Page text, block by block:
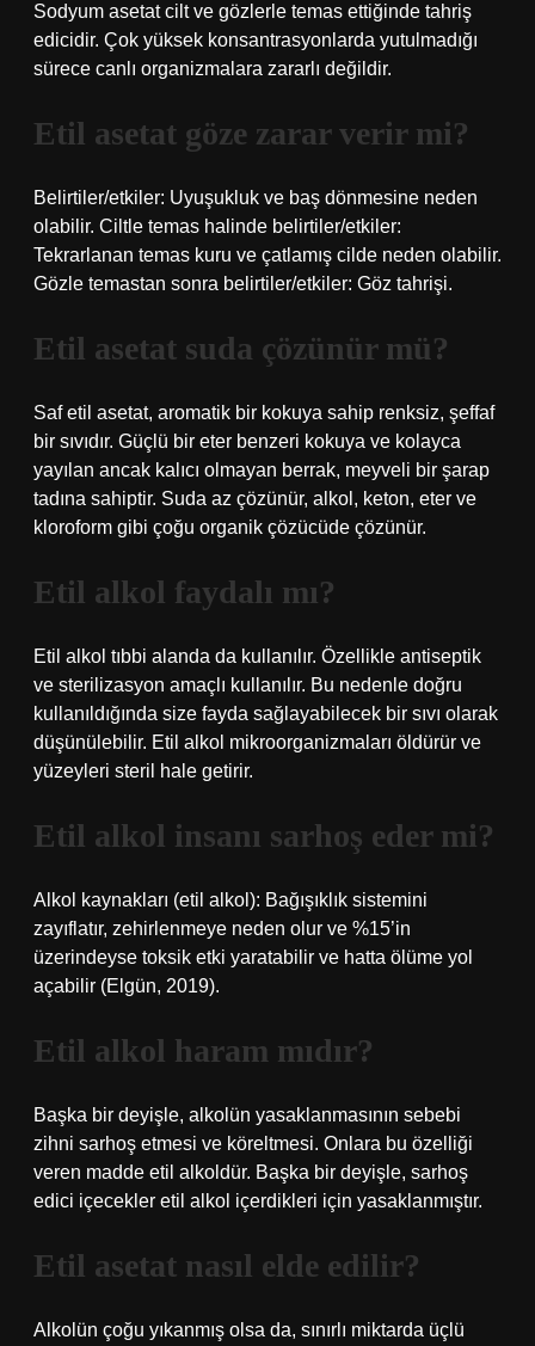
Sodyum asetat cilt ve gözlerle temas ettiğinde tahriş
edicidir. Çok yüksek konsantrasyonlarda yutulmadığı
sürece canlı organizmalara zararlı değildir.
Etil asetat göze zarar verir mi?
Belirtiler/etkiler: Uyuşukluk ve baş dönmesine neden
olabilir. Ciltle temas halinde belirtiler/etkiler:
Tekrarlanan temas kuru ve çatlamış cilde neden olabilir.
Gözle temastan sonra belirtiler/etkiler: Göz tahrişi.
Etil asetat suda çözünür mü?
Saf etil asetat, aromatik bir kokuya sahip renksiz, şeffaf
bir sıvıdır. Güçlü bir eter benzeri kokuya ve kolayca
yayılan ancak kalıcı olmayan berrak, meyveli bir şarap
tadına sahiptir. Suda az çözünür, alkol, keton, eter ve
kloroform gibi çoğu organik çözücüde çözünür.
Etil alkol faydalı mı?
Etil alkol tıbbi alanda da kullanılır. Özellikle antiseptik
ve sterilizasyon amaçlı kullanılır. Bu nedenle doğru
kullanıldığında size fayda sağlayabilecek bir sıvı olarak
düşünülebilir. Etil alkol mikroorganizmaları öldürür ve
yüzeyleri steril hale getirir.
Etil alkol insanı sarhoş eder mi?
Alkol kaynakları (etil alkol): Bağışıklık sistemini
zayıflatır, zehirlenmeye neden olur ve %15’in
üzerindeyse toksik etki yaratabilir ve hatta ölüme yol
açabilir (Elgün, 2019).
Etil alkol haram mıdır?
Başka bir deyişle, alkolün yasaklanmasının sebebi
zihni sarhoş etmesi ve köreltmesi. Onlara bu özelliği
veren madde etil alkoldür. Başka bir deyişle, sarhoş
edici içecekler etil alkol içerdikleri için yasaklanmıştır.
Etil asetat nasıl elde edilir?
Alkolün çoğu yıkanmış olsa da, sınırlı miktarda üçlü